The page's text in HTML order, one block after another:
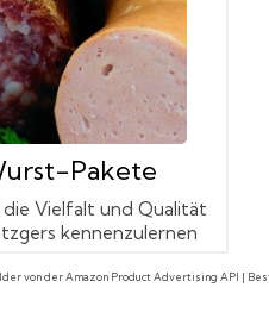
Pakete
die Vielfalt und Qualität
kennenzulernen
von der Amazon Product Advertising API |